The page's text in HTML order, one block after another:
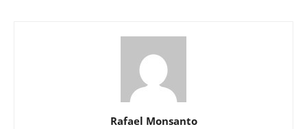
Rafael Monsanto